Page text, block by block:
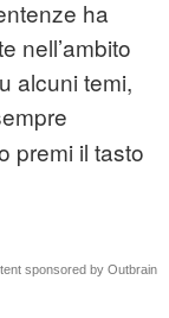
ha
nell’ambito
alcuni temi,
premi il tasto
sponsored by Outbrain